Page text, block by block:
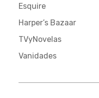
Esquire
Harper’s Bazaar
TVyNovelas
Vanidades